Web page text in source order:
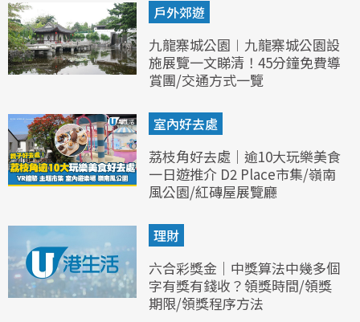
戶外郊遊
九龍寨城公園︱九龍寨城公園設
施展覽一文睇清！45分鐘免費導
賞團/交通方式一覽
室內好去處
荔枝角好去處｜逾10大玩樂美食
一日遊推介 D2 Place市集/嶺南
風公園/紅磚屋展覽廳
理財
六合彩獎金｜中獎算法中幾多個
字有獎有錢收？領獎時間/領獎
期限/領獎程序方法